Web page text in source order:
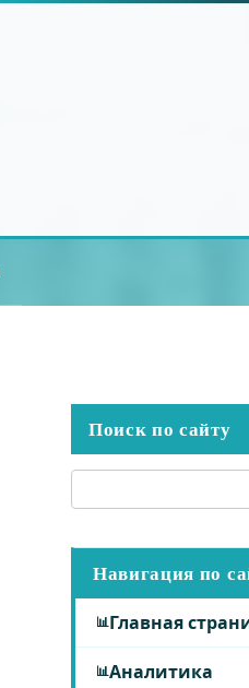
Поиск по сайту
Навигация по
Главная
Аналитика